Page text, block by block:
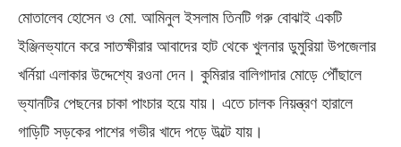
মোতালেব হোসেন ও মো. আমিনুল ইসলাম তিনটি গরু বোঝাই একটি
ইঞ্জিনভ্যানে করে সাতক্ষীরার আবাদের হাট থেকে খুলনার ডুমুরিয়া উপজেলার
খর্নিয়া এলাকার উদ্দেশ্যে রওনা দেন। কুমিরার বালিগাদার মোড়ে পৌঁছালে
ভ্যানটির পেছনের চাকা পাংচার হয়ে যায়। এতে চালক নিয়ন্ত্রণ হারালে
গাড়িটি সড়কের পাশের গভীর খাদে পড়ে উল্টে যায়।